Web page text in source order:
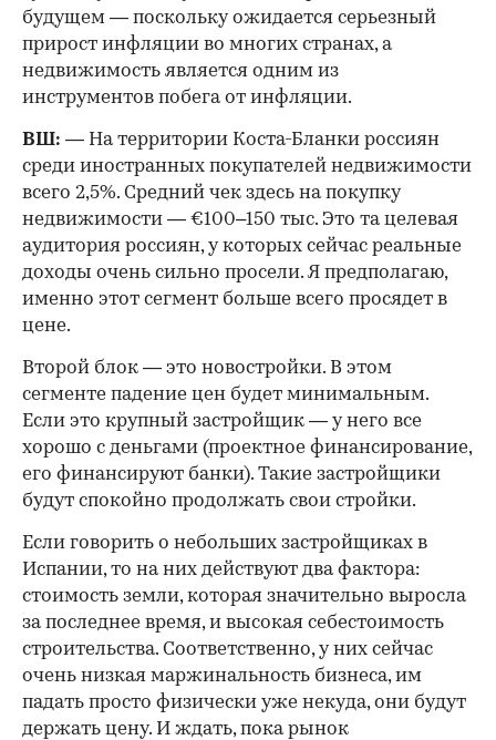
будущем — поскольку ожидается серьезный
прирост инфляции во многих странах, а
недвижимость является одним из
инструментов побега от инфляции.
ВШ: — На территории Коста-Бланки россиян
среди иностранных покупателей недвижимости
всего 2,5%. Средний чек здесь на покупку
недвижимости — €100–150 тыс. Это та целевая
аудитория россиян, у которых сейчас реальные
доходы очень сильно просели. Я предполагаю,
именно этот сегмент больше всего просядет в
цене.
Второй блок — это новостройки. В этом
сегменте падение цен будет минимальным.
Если это крупный застройщик — у него все
хорошо с деньгами (проектное финансирование,
его финансируют банки). Такие застройщики
будут спокойно продолжать свои стройки.
Если говорить о небольших застройщиках в
Испании, то на них действуют два фактора:
стоимость земли, которая значительно выросла
за последнее время, и высокая себестоимость
строительства. Соответственно, у них сейчас
очень низкая маржинальность бизнеса, им
падать просто физически уже некуда, они будут
держать цену. И ждать, пока рынок